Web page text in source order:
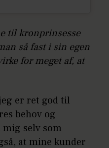
til kronprinsesse
så fast i sin egen
for meget af, at
er ret god til
behov og
selv som
at mine kunder